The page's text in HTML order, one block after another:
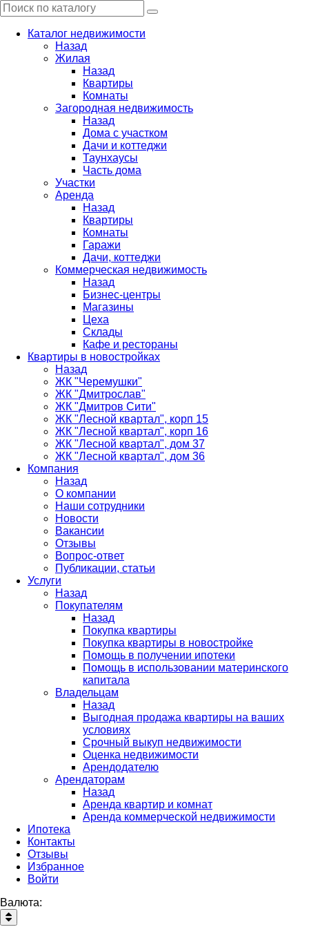
Каталог недвижимости
Назад
Жилая
Назад
Квартиры
Комнаты
Загородная недвижимость
Назад
Дома с участком
Дачи и коттеджи
Таунхаусы
Часть дома
Участки
Аренда
Назад
Квартиры
Комнаты
Гаражи
Дачи, коттеджи
Коммерческая недвижимость
Назад
Бизнес-центры
Магазины
Цеха
Склады
Кафе и рестораны
Квартиры в новостройках
Назад
ЖК "Черемушки"
ЖК "Дмитрослав"
ЖК "Дмитров Сити"
ЖК "Лесной квартал", корп 15
ЖК "Лесной квартал", корп 16
ЖК "Лесной квартал", дом 37
ЖК "Лесной квартал", дом 36
Компания
Назад
О компании
Наши сотрудники
Новости
Вакансии
Отзывы
Вопрос-ответ
Публикации, статьи
Услуги
Назад
Покупателям
Назад
Покупка квартиры
Покупка квартиры в новостройке
Помощь в получении ипотеки
Помощь в использовании материнского
капитала
Владельцам
Назад
Выгодная продажа квартиры на ваших
условиях
Срочный выкуп недвижимости
Оценка недвижимости
Арендодателю
Арендаторам
Назад
Аренда квартир и комнат
Аренда коммерческой недвижимости
Ипотека
Контакты
Отзывы
Избранное
Войти
Валюта: